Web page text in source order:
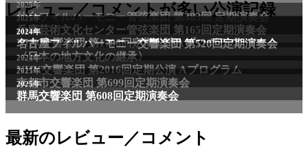
レビュー／コメントが多い公演記録
2025年
仙台フィルハーモニー管弦楽団 第383回 定期演奏会
2025年
兵庫芸術文化センター管弦楽団 第165回定期演奏会
2011年
NHK交響楽団 第1706回定期公演Aプログラム
2024年
名古屋フィルハーモニー交響楽団 第520回定期演奏会
〈日本の地方文化の継承〉
2024年
NHK交響楽団 第2016回定期公演 Aプログラム
2025年
京都市交響楽団 第699回定期演奏会
2025年
群馬交響楽団 第608回定期演奏会
最新のレビュー／コメント